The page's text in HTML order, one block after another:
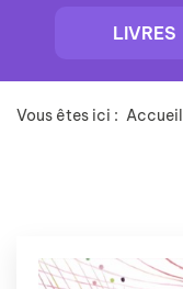
LIVRES
Vous êtes ici : Accueil